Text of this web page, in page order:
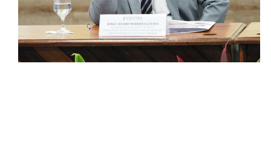
Serviços